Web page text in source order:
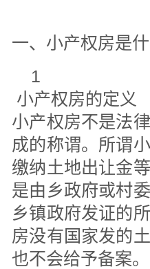
一、小产权房是什
1
小产权房的定义
小产权房不是法
成的称谓。所谓
缴纳土地出让金
是由乡政府或村
乡镇政府发证的
房没有国家发的
也不会给予备案